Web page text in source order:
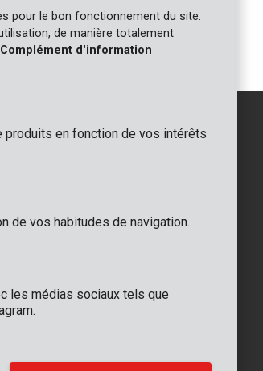
tournevis multi - 44 pcs
info@varo.com
pour le bon fonctionnement du site.
de manière totalement
Complément d'information
produits en fonction de vos intérêts
de vos habitudes de navigation.
les médias sociaux tels que